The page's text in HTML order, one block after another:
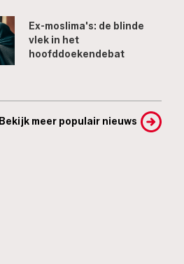
Ex-moslima's: de blinde
vlek in het
hoofddoekendebat
Bekijk meer populair nieuws